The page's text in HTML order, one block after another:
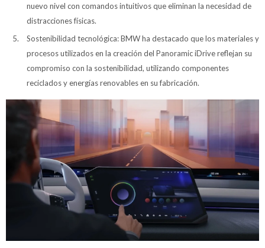
nuevo nivel con comandos intuitivos que eliminan la necesidad de
distracciones físicas.
Sostenibilidad tecnológica: BMW ha destacado que los materiales y
procesos utilizados en la creación del Panoramic iDrive reflejan su
compromiso con la sostenibilidad, utilizando componentes
reciclados y energías renovables en su fabricación.